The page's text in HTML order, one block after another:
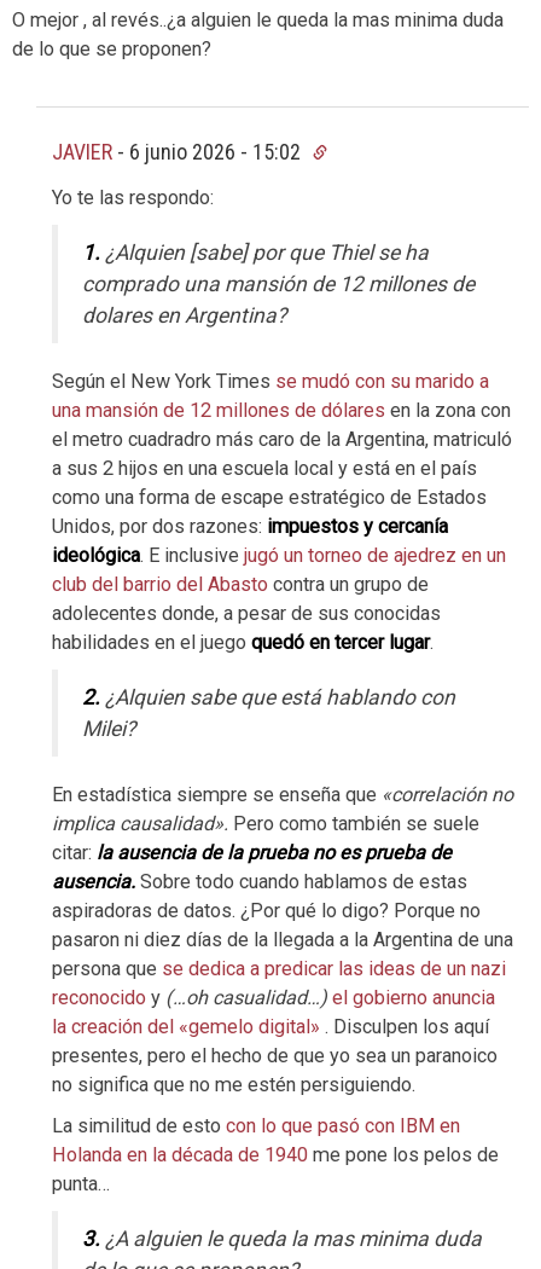
O mejor , al revés..¿a alguien le queda la mas minima duda
de lo que se proponen?
JAVIER - 6 junio 2026 - 15:02
Yo te las respondo:
1. ¿Alquien [sabe] por que Thiel se ha
comprado una mansión de 12 millones de
dolares en Argentina?
Según el New York Times se mudó con su marido a
una mansión de 12 millones de dólares en la zona con
el metro cuadradro más caro de la Argentina, matriculó
a sus 2 hijos en una escuela local y está en el país
como una forma de escape estratégico de Estados
Unidos, por dos razones: impuestos y cercanía
ideológica. E inclusive jugó un torneo de ajedrez en un
club del barrio del Abasto contra un grupo de
adolecentes donde, a pesar de sus conocidas
habilidades en el juego quedó en tercer lugar.
2. ¿Alquien sabe que está hablando con
Milei?
En estadística siempre se enseña que «correlación no
implica causalidad». Pero como también se suele
citar: la ausencia de la prueba no es prueba de
ausencia. Sobre todo cuando hablamos de estas
aspiradoras de datos. ¿Por qué lo digo? Porque no
pasaron ni diez días de la llegada a la Argentina de una
persona que se dedica a predicar las ideas de un nazi
reconocido y (…oh casualidad…) el gobierno anuncia
la creación del «gemelo digital» . Disculpen los aquí
presentes, pero el hecho de que yo sea un paranoico
no significa que no me estén persiguiendo.
La similitud de esto con lo que pasó con IBM en
Holanda en la década de 1940 me pone los pelos de
punta…
3. ¿A alguien le queda la mas minima duda